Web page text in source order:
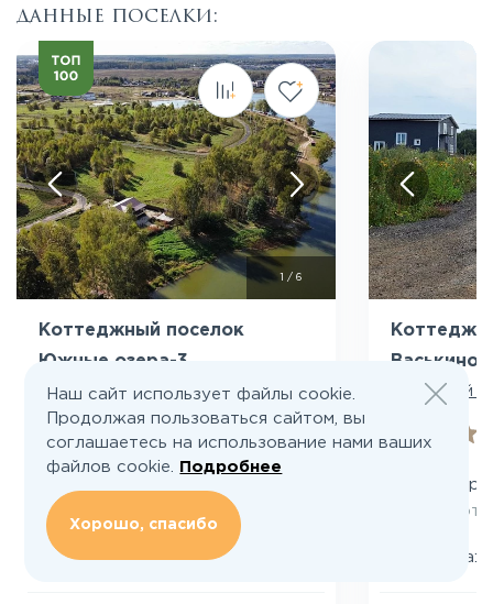
данные поселки:
/ 6
Коттеджный поселок
Южные озера-3
Чеховский район
4.4
Сотка: От175 000
Посмотреть все фото
Васькино
Чеховский
50 км
Сотка:
Наш сайт использует файлы cookie.
Продолжая пользоваться сайтом, вы
соглашаетесь на использование нами ваших
файлов cookie.
Подробнее
Хорошо, спасибо